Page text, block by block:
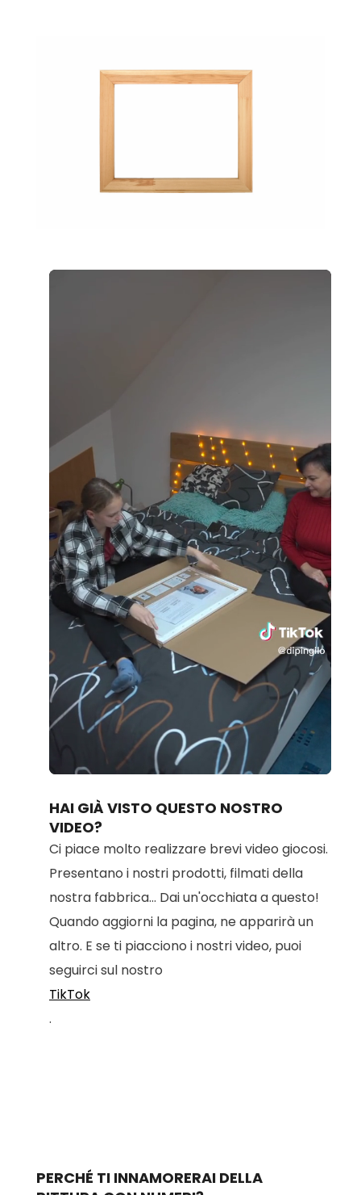
Unmute Loaded
HAI GIÀ VISTO QUESTO NOSTRO
VIDEO?
Ci piace molto realizzare brevi video giocosi.
Presentano i nostri prodotti, filmati della
nostra fabbrica... Dai un'occhiata a questo!
Quando aggiorni la pagina, ne apparirà un
altro. E se ti piacciono i nostri video, puoi
seguirci sul nostro
TikTok
.
PERCHÉ TI INNAMORERAI DELLA